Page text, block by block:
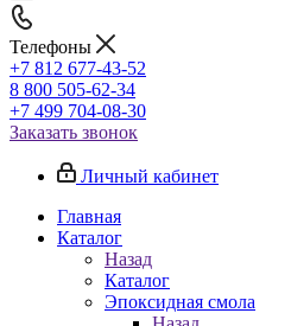
Телефоны
+7 812 677-43-52
8 800 505-62-34
+7 499 704-08-30
Заказать звонок
Личный кабинет
Главная
Каталог
Назад
Каталог
Эпоксидная смола